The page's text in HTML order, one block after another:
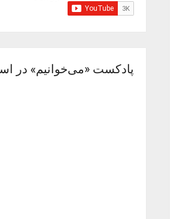
پادکست «می‌خوانیم» در